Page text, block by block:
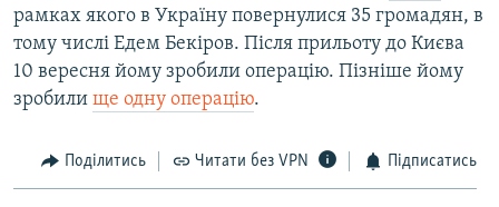
рамках якого в Україну повернулися 35 громадян, в
тому числі Едем Бекіров. Після прильоту до Києва
10 вересня йому зробили операцію. Пізніше йому
зробили ще одну операцію.
Поділитись Читати без VPN Підписатись